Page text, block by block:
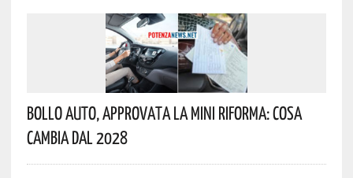
Bollo Auto, Approvata La Mini Riforma: Cosa
Cambia Dal 2028